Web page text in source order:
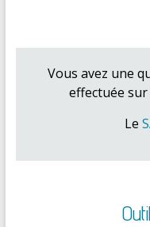
Vous avez une
effectuée sur
Le